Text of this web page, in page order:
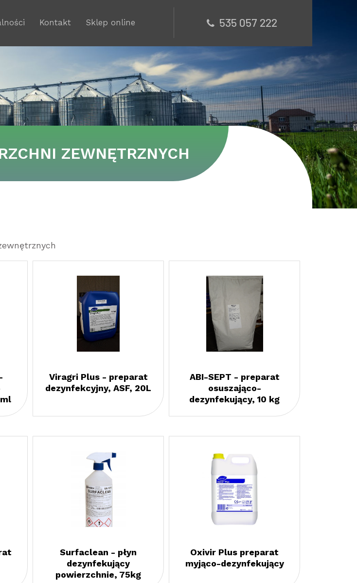
Kontakt Sklep online 535 057 222
ZEWNĘTRZNYCH
Viragri Plus - preparat
dezynfekcyjny, ASF, 20L
ABI-SEPT - preparat
osuszająco-
dezynfekujący, 10 kg
Surfaclean - płyn
dezynfekujący
powierzchnie, 75kg
Oxivir Plus preparat
myjąco-dezynfekujący